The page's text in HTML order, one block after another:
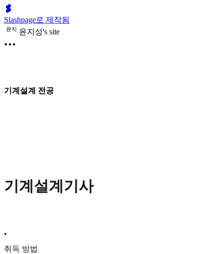
Slashpage로 제작됨
윤지 윤지성's site
기계설계 전공
기계설계기사
•
취득 방법